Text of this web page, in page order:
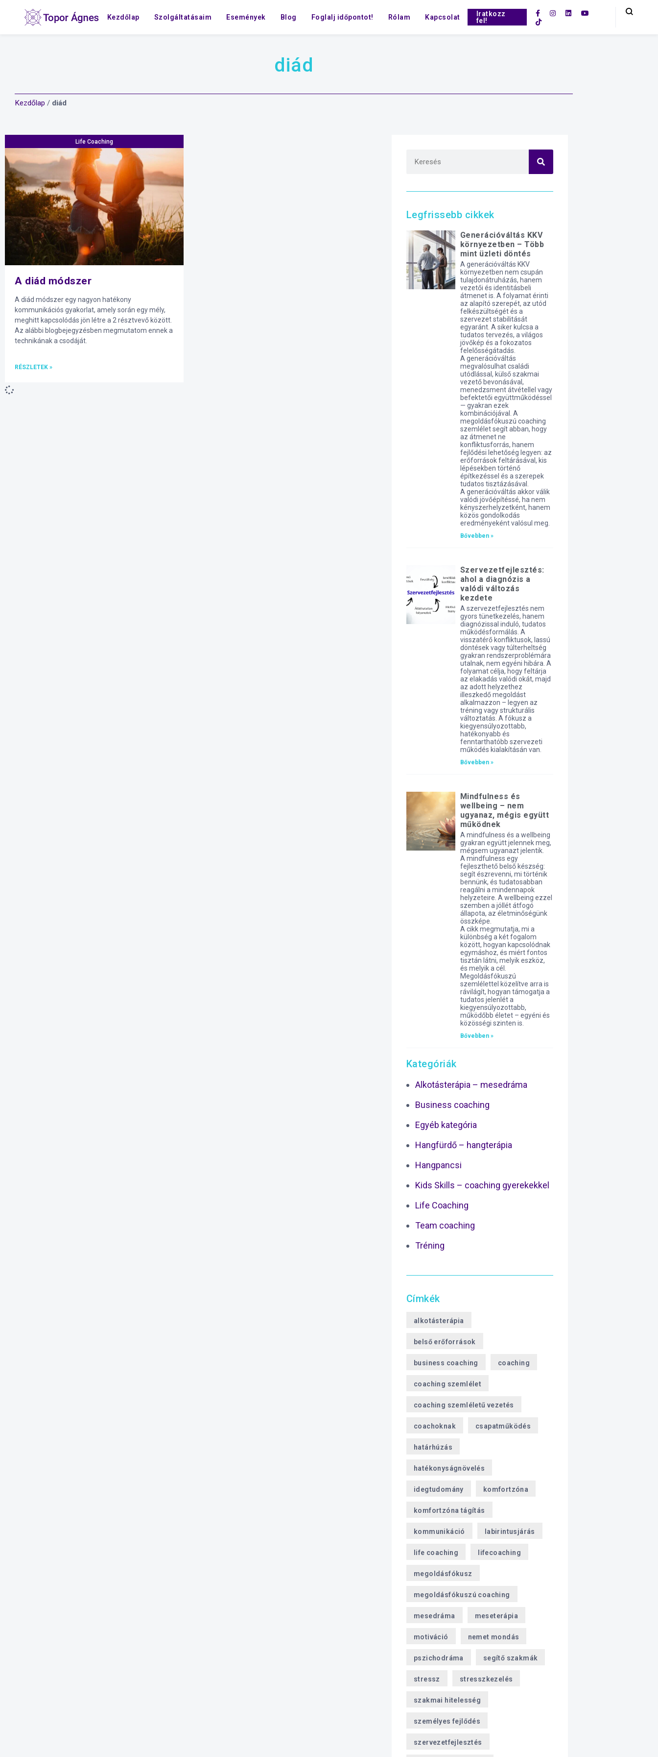
Kezdőlap Szolgáltatásaim Események Blog Foglalj időpontot! Rólam Kapcsolat
Iratkozz
fel!
diád
Kezdőlap / diád
Life Coaching
A diád módszer
A diád módszer egy nagyon hatékony
kommunikációs gyakorlat, amely során egy mély,
meghitt kapcsolódás jön létre a 2 résztvevő között.
Az alábbi blogbejegyzésben megmutatom ennek a
technikának a csodáját.
RÉSZLETEK »
Legfrissebb cikkek
Generációváltás KKV
környezetben – Több
mint üzleti döntés
A generációváltás KKV
környezetben nem csupán
tulajdonátruházás, hanem
vezetői és identitásbeli
átmenet is. A folyamat érinti
az alapító szerepét, az utód
felkészültségét és a
szervezet stabilitását
egyaránt. A siker kulcsa a
tudatos tervezés, a világos
jövőkép és a fokozatos
felelősségátadás.
A generációváltás
megvalósulhat családi
utódlással, külső szakmai
vezető bevonásával,
menedzsment átvétellel vagy
befektetői együttműködéssel
— gyakran ezek
kombinációjával. A
megoldásfókuszú coaching
szemlélet segít abban, hogy
az átmenet ne
konfliktusforrás, hanem
fejlődési lehetőség legyen: az
erőforrások feltárásával, kis
lépésekben történő
építkezéssel és a szerepek
tudatos tisztázásával.
A generációváltás akkor válik
valódi jövőépítéssé, ha nem
kényszerhelyzetként, hanem
közös gondolkodás
eredményeként valósul meg.
Bővebben »
Szervezetfejlesztés:
ahol a diagnózis a
valódi változás
kezdete
A szervezetfejlesztés nem
gyors tünetkezelés, hanem
diagnózissal induló, tudatos
működésformálás. A
visszatérő konfliktusok, lassú
döntések vagy túlterheltség
gyakran rendszerproblémára
utalnak, nem egyéni hibára. A
folyamat célja, hogy feltárja
az elakadás valódi okát, majd
az adott helyzethez
illeszkedő megoldást
alkalmazzon – legyen az
tréning vagy strukturális
változtatás. A fókusz a
kiegyensúlyozottabb,
hatékonyabb és
fenntarthatóbb szervezeti
működés kialakításán van.
Bővebben »
Mindfulness és
wellbeing – nem
ugyanaz, mégis együtt
működnek
A mindfulness és a wellbeing
gyakran együtt jelennek meg,
mégsem ugyanazt jelentik.
A mindfulness egy
fejleszthető belső készség:
segít észrevenni, mi történik
bennünk, és tudatosabban
reagálni a mindennapok
helyzeteire. A wellbeing ezzel
szemben a jóllét átfogó
állapota, az életminőségünk
összképe.
A cikk megmutatja, mi a
különbség a két fogalom
között, hogyan kapcsolódnak
egymáshoz, és miért fontos
tisztán látni, melyik eszköz,
és melyik a cél.
Megoldásfókuszú
szemlélettel közelítve arra is
rávilágít, hogyan támogatja a
tudatos jelenlét a
kiegyensúlyozottabb,
működőbb életet – egyéni és
közösségi szinten is.
Bővebben »
Kategóriák
Alkotásterápia – mesedráma
Business coaching
Egyéb kategória
Hangfürdő – hangterápia
Hangpancsi
Kids Skills – coaching gyerekekkel
Life Coaching
Team coaching
Tréning
Címkék
alkotásterápia
belső erőforrások
business coaching coaching
coaching szemlélet
coaching szemléletű vezetés
coachoknak csapatműködés
határhúzás
hatékonyságnövelés
idegtudomány komfortzóna
komfortzóna tágítás
kommunikáció labirintusjárás
life coaching lifecoaching
megoldásfókusz
megoldásfókuszú coaching
mesedráma meseterápia
motiváció nemet mondás
pszichodráma segítő szakmák
stressz stresszkezelés
szakmai hitelesség
személyes fejlődés
szervezetfejlesztés